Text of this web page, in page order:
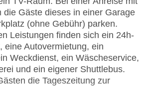
die Gäste dieses in einer Garage
(ohne Gebühr) parken.
Leistungen finden sich ein 24h-
eine Autovermietung, ein
Weckdienst, ein Wäscheservice,
und ein eigener Shuttlebus.
die Tageszeitung zur